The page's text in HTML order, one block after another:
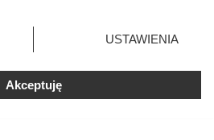
przycisk ustawień prywatności
dolnym rogu strony. Niektóre
sprzeciwić się takiemu
będą miały zastosowania tylko
USTAWIENIA
Akceptuję